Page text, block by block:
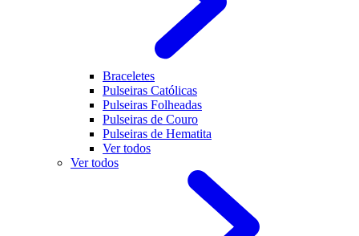
Braceletes
Pulseiras Católicas
Pulseiras Folheadas
Pulseiras de Couro
Pulseiras de Hematita
Ver todos
Ver todos